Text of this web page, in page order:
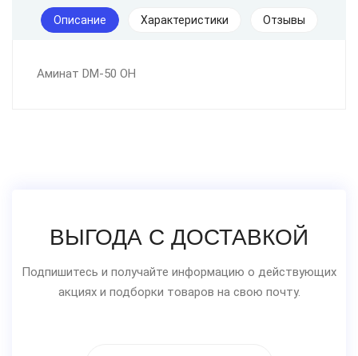
Описание Характеристики Отзывы
Аминат DM-50 ОН
ВЫГОДА С ДОСТАВКОЙ
Подпишитесь и получайте информацию о действующих
акциях и подборки товаров на свою почту.